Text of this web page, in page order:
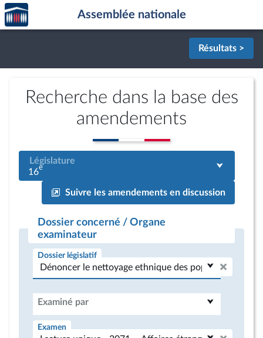
Aller au contenu
Aller en bas de la page
Accèder
à la
page
Assemblée nationale
Résultats >
Recherche dans la base des
amendements
Législature
16e
Suivre les amendements en discussion
Dossier concerné / Organe
examinateur
Dossier législatif
Examiné par
Examen